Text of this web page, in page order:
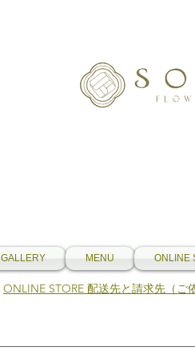
GALLERY MENU ONLINE
​ONLINE STORE 配送先と請求先（